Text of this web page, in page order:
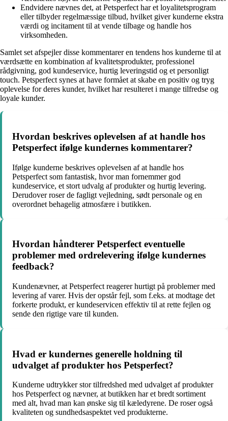
Endvidere nævnes det, at Petsperfect har et loyalitetsprogram
eller tilbyder regelmæssige tilbud, hvilket giver kunderne ekstra
værdi og incitament til at vende tilbage og handle hos
virksomheden.
Samlet set afspejler disse kommentarer en tendens hos kunderne til at
værdsætte en kombination af kvalitetsprodukter, professionel
rådgivning, god kundeservice, hurtig leveringstid og et personligt
touch. Petsperfect synes at have formået at skabe en positiv og tryg
oplevelse for deres kunder, hvilket har resulteret i mange tilfredse og
loyale kunder.
Hvordan beskrives oplevelsen af at handle hos
Petsperfect ifølge kundernes kommentarer?
Ifølge kunderne beskrives oplevelsen af at handle hos
Petsperfect som fantastisk, hvor man fornemmer god
kundeservice, et stort udvalg af produkter og hurtig levering.
Derudover roser de fagligt vejledning, sødt personale og en
overordnet behagelig atmosfære i butikken.
Hvordan håndterer Petsperfect eventuelle
problemer med ordrelevering ifølge kundernes
feedback?
Kundenævner, at Petsperfect reagerer hurtigt på problemer med
levering af varer. Hvis der opstår fejl, som f.eks. at modtage det
forkerte produkt, er kundeservicen effektiv til at rette fejlen og
sende den rigtige vare til kunden.
Hvad er kundernes generelle holdning til
udvalget af produkter hos Petsperfect?
Kunderne udtrykker stor tilfredshed med udvalget af produkter
hos Petsperfect og nævner, at butikken har et bredt sortiment
med alt, hvad man kan ønske sig til kæledyrene. De roser også
kvaliteten og sundhedsaspektet ved produkterne.